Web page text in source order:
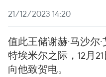
21/12/2023 14:20
值此王储谢赫·马沙尔
特埃米尔之际，12月
向他致贺电。